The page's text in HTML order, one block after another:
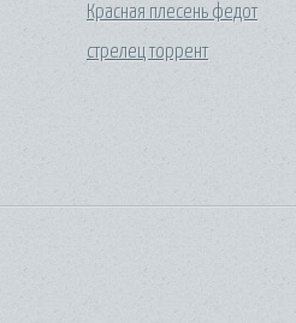
Красная плесень федот
стрелец торрент